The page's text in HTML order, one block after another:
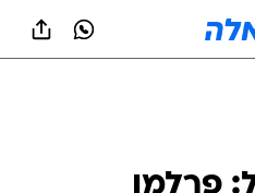
פרלמן